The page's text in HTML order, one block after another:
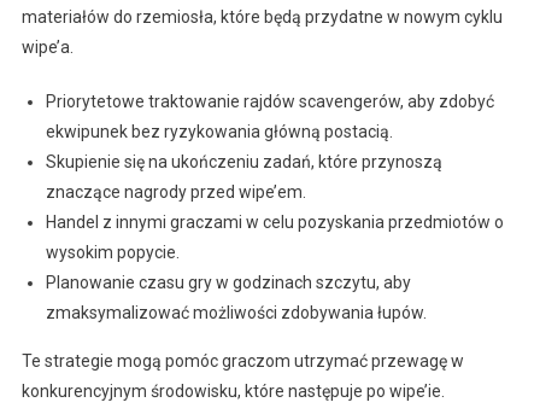
materiałów do rzemiosła, które będą przydatne w nowym cyklu
wipe’a.
Priorytetowe traktowanie rajdów scavengerów, aby zdobyć
ekwipunek bez ryzykowania główną postacią.
Skupienie się na ukończeniu zadań, które przynoszą
znaczące nagrody przed wipe’em.
Handel z innymi graczami w celu pozyskania przedmiotów o
wysokim popycie.
Planowanie czasu gry w godzinach szczytu, aby
zmaksymalizować możliwości zdobywania łupów.
Te strategie mogą pomóc graczom utrzymać przewagę w
konkurencyjnym środowisku, które następuje po wipe’ie.